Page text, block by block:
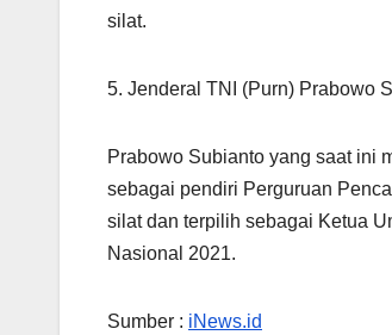
silat.
5. Jenderal TNI (Purn) Prabowo
Prabowo Subianto yang saat ini
sebagai pendiri Perguruan
silat dan terpilih sebagai Ketua
Nasional 2021.
Sumber : iNews.id